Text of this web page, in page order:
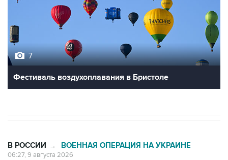
7
Фестиваль воздухоплавания в Бристоле
В РОССИИ → ВОЕННАЯ ОПЕРАЦИЯ НА УКРАИНЕ
06:27, 9 августа 2026